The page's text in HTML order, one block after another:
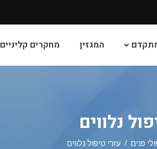
המגזין מחקרים קליניים
נלווים
פנים עזרי טיפול נלווים